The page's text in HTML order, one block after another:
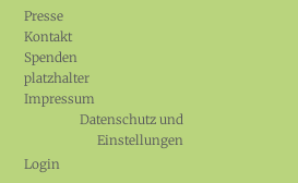
Presse
Kontakt
Spenden
platzhalter
Impressum
Datenschutz und
Einstellungen
Login